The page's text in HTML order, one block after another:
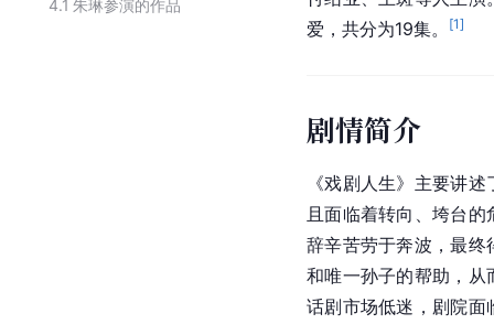
4.1 朱琳参演的作品
爱，共分为19集。
[1]
剧情简介
《戏剧人生》主要讲
且面临着转向、垮台
辞辛苦劳于奔波，最终
和唯一孙子的帮助，从
话剧市场低迷，剧院面